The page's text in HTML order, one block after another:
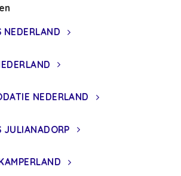
NEDERLAND
NEDERLAND
JULIANADORP